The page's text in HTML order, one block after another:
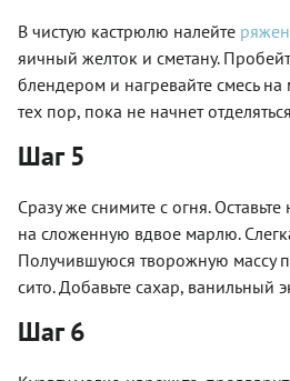
В чистую кастрюлю налейте
яичный желток и сметану.
блендером и нагревайте смесь
тех пор, пока не начнет
Шаг 5
Сразу же снимите с огня.
на сложенную вдвое марлю.
Получившуюся творожную массу
сито. Добавьте сахар, ванильный
Шаг 6